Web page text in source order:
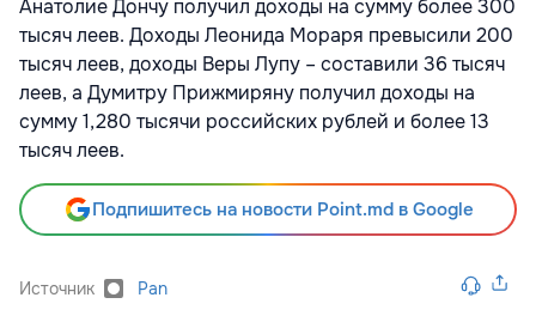
Анатолие Дончу получил доходы на сумму более 300
тысяч леев. Доходы Леонида Мораря превысили 200
тысяч леев, доходы Веры Лупу – составили 36 тысяч
леев, а Думитру Прижмиряну получил доходы на
сумму 1,280 тысячи российских рублей и более 13
тысяч леев.
Подпишитесь на новости Point.md в Google
Источник Pan